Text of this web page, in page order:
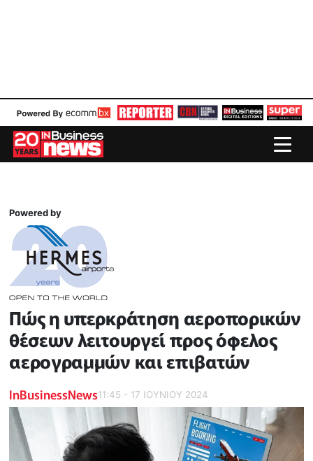
Powered by
Πώς η υπερκράτηση αεροπορικών
θέσεων λειτουργεί προς όφελος
αερογραμμών και επιβατών
InBusinessNews11:45 - 17 ΙΟΥΝΙΟΥ 2024